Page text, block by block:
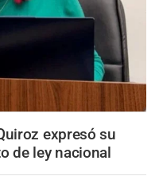
expresó su
de ley nacional